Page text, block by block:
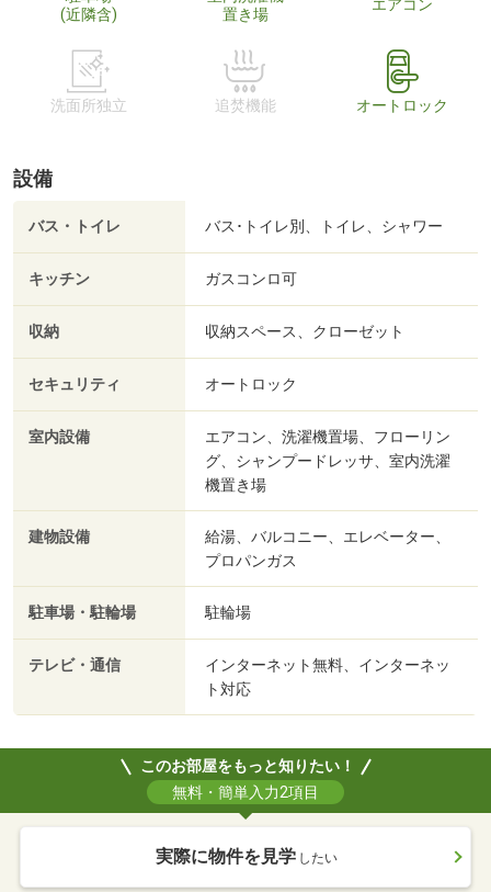
(近隣含)
置き場
エアコン
洗面所独立 追焚機能 オートロック
設備
バス・トイレ バス･トイレ別、トイレ、シャワー
キッチン ガスコンロ可
収納 収納スペース、クローゼット
セキュリティ オートロック
室内設備
エアコン、洗濯機置場、フローリン
グ、シャンプードレッサ、室内洗濯
機置き場
建物設備
給湯、バルコニー、エレベーター、
プロパンガス
駐車場・駐輪場 駐輪場
テレビ・通信
インターネット無料、インターネッ
ト対応
このお部屋をもっと知りたい！
無料・簡単入力2項目
実際に物件を見学 したい